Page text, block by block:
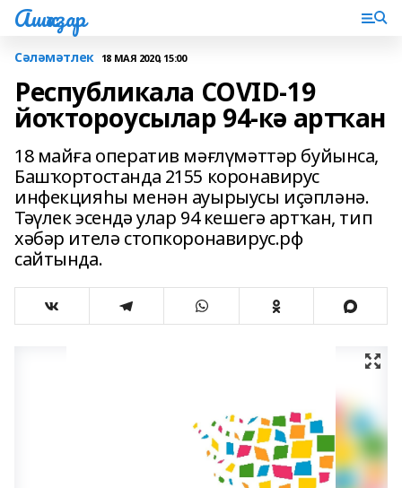
Ашҡаҙар
Сәләмәтлек 18 МАЯ 2020, 15:00
Республикала COVID-19
йоҡтороусылар 94-кә артҡан
18 майға оператив мәғлүмәттәр буйынса,
Башҡортостанда 2155 коронавирус
инфекцияһы менән ауырыусы иҫәпләнә.
Тәүлек эсендә улар 94 кешегә артҡан, тип
хәбәр ителә стопкоронавирус.рф
сайтында.